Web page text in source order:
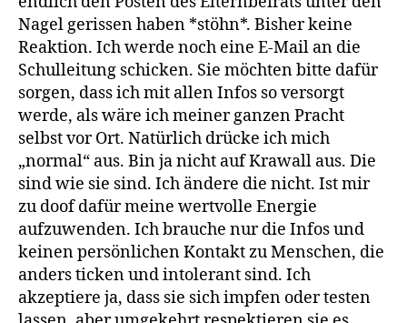
Nagel gerissen haben *stöhn*. Bisher keine
Reaktion. Ich werde noch eine E-Mail an die
Schulleitung schicken. Sie möchten bitte dafür
sorgen, dass ich mit allen Infos so versorgt
werde, als wäre ich meiner ganzen Pracht
selbst vor Ort. Natürlich drücke ich mich
„normal“ aus. Bin ja nicht auf Krawall aus. Die
sind wie sie sind. Ich ändere die nicht. Ist mir
zu doof dafür meine wertvolle Energie
aufzuwenden. Ich brauche nur die Infos und
keinen persönlichen Kontakt zu Menschen, die
anders ticken und intolerant sind. Ich
akzeptiere ja, dass sie sich impfen oder testen